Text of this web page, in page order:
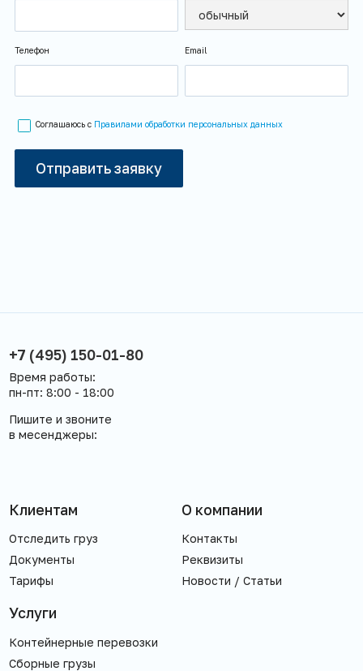
Телефон Email
Соглашаюсь с Правилами обработки персональных данных
+7 (495) 150-01-80
Время работы:
пн-пт: 8:00 - 18:00
Пишите и звоните
в месенджеры:
Клиентам
Отследить груз
Документы
Тарифы
О компании
Контакты
Реквизиты
Новости / Статьи
Услуги
Контейнерные перевозки
Сборные грузы